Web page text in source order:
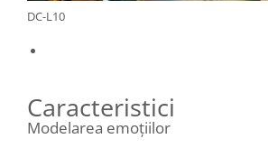
Acumulatori camere video
Huse Protectie / Ploaie camere
video
DC-L10
Caracteristici
Modelarea emoțiilor